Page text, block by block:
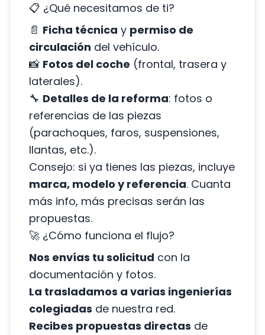
📋 ¿Qué necesitamos de ti?
📄 Ficha técnica y permiso de
circulación del vehículo.
📸 Fotos del coche (frontal, trasera y
laterales).
🔧 Detalles de la reforma: fotos o
referencias de las piezas
(parachoques, faros, suspensiones,
llantas, etc.).
Consejo: si ya tienes las piezas, incluye
marca, modelo y referencia. Cuanta
más info, más precisas serán las
propuestas.
🚀 ¿Cómo funciona el flujo?
Nos envías tu solicitud con la
documentación y fotos.
La trasladamos a varias ingenierías
colegiadas de nuestra red.
Recibes propuestas directas de